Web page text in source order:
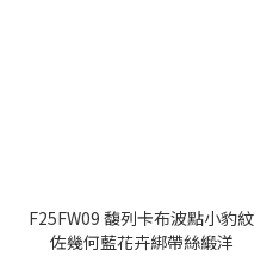
F25FW09 馥列卡布波點小豹紋
佐幾何藍花卉綁帶絲緞洋